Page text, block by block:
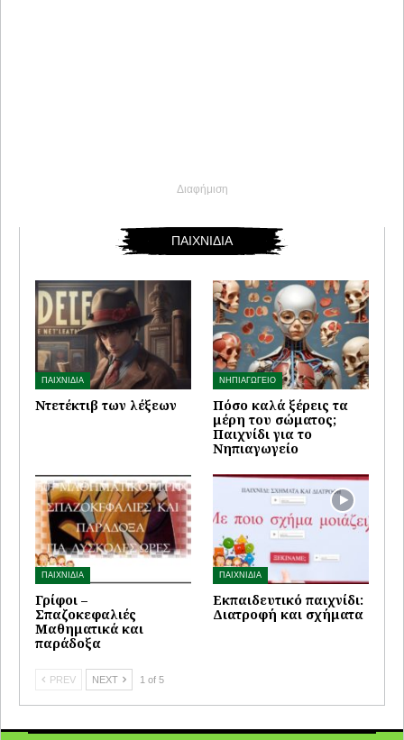
Διαφήμιση
ΠΑΙΧΝΙΔΙΑ
ΠΑΙΧΝΙΔΙΑ
Ντετέκτιβ των λέξεων
ΝΗΠΙΑΓΩΓΕΙΟ
Πόσο καλά ξέρεις τα
μέρη του σώματος;
Παιχνίδι για το
Νηπιαγωγείο
ΠΑΙΧΝΙΔΙΑ
Γρίφοι –
Σπαζοκεφαλιές
Μαθηματικά και
παράδοξα
ΠΑΙΧΝΙΔΙΑ
Εκπαιδευτικό παιχνίδι:
Διατροφή και σχήματα
PREV NEXT 1 of 5